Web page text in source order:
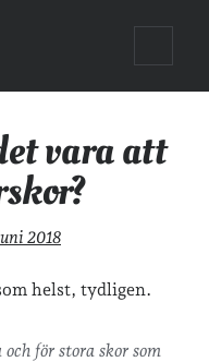
primär
meny
vara att
2018
helst, tydligen.
för stora skor som